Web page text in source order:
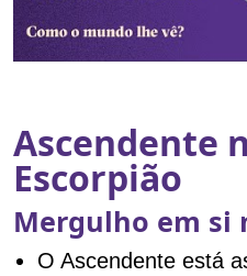
Ascendente
Escorpião
Mergulho em si
O Ascendente está